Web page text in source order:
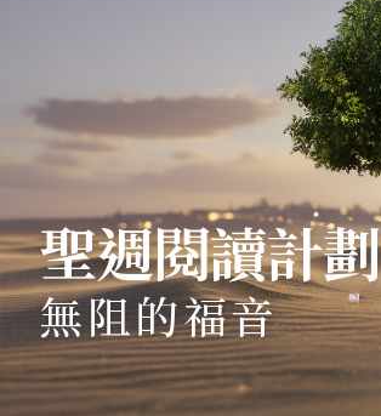
聖週閱讀計劃
無阻的福音